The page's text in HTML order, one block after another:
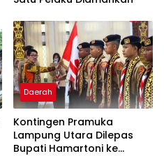
Daerah
Kontingen Pramuka
Lampung Utara Dilepas
Bupati Hamartoni ke